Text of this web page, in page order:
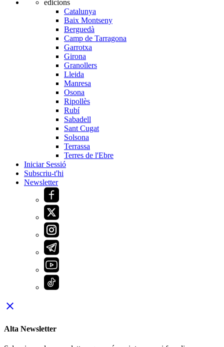
edicions
Catalunya
Baix Montseny
Berguedà
Camp de Tarragona
Garrotxa
Girona
Granollers
Lleida
Manresa
Osona
Ripollès
Rubí
Sabadell
Sant Cugat
Solsona
Terrassa
Terres de l'Ebre
Iniciar Sessió
Subscriu-t'hi
Newsletter
close
Alta Newsletter